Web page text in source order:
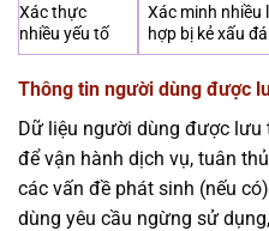
Xác thực
nhiều yếu tố
Xác minh nhiều
hợp bị kẻ xấu
Thông tin người dùng được
Dữ liệu người dùng được
để vận hành dịch vụ, tuân
các vấn đề phát sinh (nếu
dùng yêu cầu ngừng sử